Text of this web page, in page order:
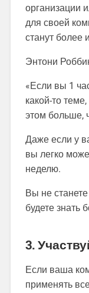
организации
для своей
станут более
Энтони
«Если вы 1
какой-то
этом больше,
Даже если у
вы легко
неделю.
Вы не
будете знать
3.
Если ваша
применять